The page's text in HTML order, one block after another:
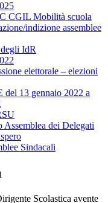
CGIL Mobilità scuola
indizione assemblee
IdR
elettorale – elezioni
del 13 gennaio 2022 a
dei Delegati
Sindacali
Scolastica avente